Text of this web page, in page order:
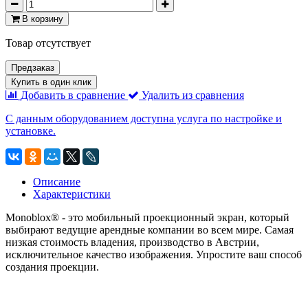
В корзину
Товар отсутствует
Предзаказ
Купить в один клик
Добавить в сравнение
Удалить из сравнения
С данным оборудованием доступна услуга по настройке и
установке.
Описание
Характеристики
Monoblox® - это мобильный проекционный экран, который
выбирают ведущие арендные компании во всем мире. Самая
низкая стоимость владения, производство в Австрии,
исключительное качество изображения. Упростите ваш способ
создания проекции.